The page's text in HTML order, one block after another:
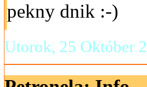
pekny dnik :-)
Utorok, 25 Október